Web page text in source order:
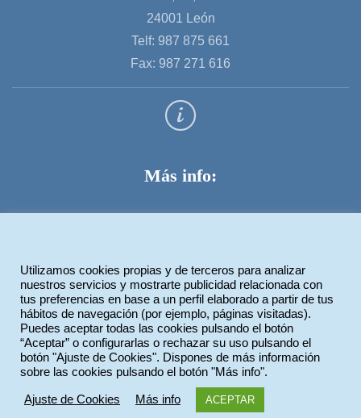
24001 León
Telf: 987 875 661
Fax: 987 271 616
Más info:
Política de cookies
Legiotek Diseño Web
Utilizamos cookies propias y de terceros para analizar
nuestros servicios y mostrarte publicidad relacionada con
tus preferencias en base a un perfil elaborado a partir de tus
hábitos de navegación (por ejemplo, páginas visitadas).
Puedes aceptar todas las cookies pulsando el botón
“Aceptar” o configurarlas o rechazar su uso pulsando el
botón "Ajuste de Cookies". Dispones de más información
sobre las cookies pulsando el botón "Más info".
Ajuste de Cookies Más info ACEPTAR